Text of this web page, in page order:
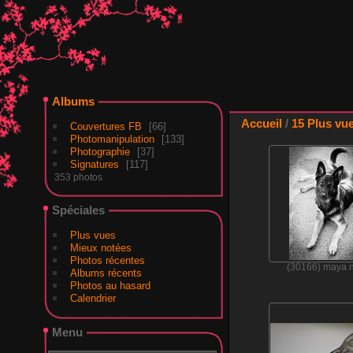
Albums
Couvertures FB
66
Photomanipulation
133
Photographie
37
Signatures
117
353 photos
Spéciales
Plus vues
Mieux notées
Photos récentes
Albums récents
Photos au hasard
Calendrier
Menu
Accueil / 15 Plus
(30166) maya